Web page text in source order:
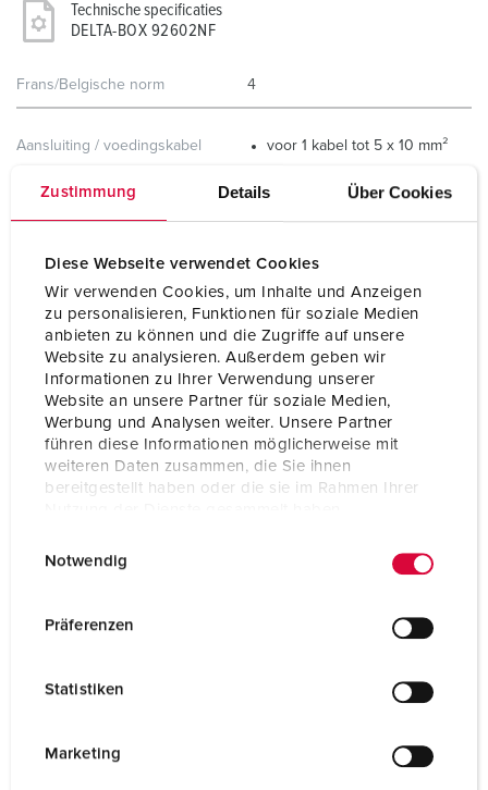
Zustimmung Details Über Cookies
Diese Webseite verwendet Cookies
Wir verwenden Cookies, um Inhalte und Anzeigen
zu personalisieren, Funktionen für soziale Medien
anbieten zu können und die Zugriffe auf unsere
Website zu analysieren. Außerdem geben wir
Informationen zu Ihrer Verwendung unserer
Website an unsere Partner für soziale Medien,
Werbung und Analysen weiter. Unsere Partner
führen diese Informationen möglicherweise mit
weiteren Daten zusammen, die Sie ihnen
bereitgestellt haben oder die sie im Rahmen Ihrer
Notwendig
Präferenzen
Statistiken
Marketing
Technische specificaties
DELTA-BOX 92602NF
Frans/Belgische norm 4
Aansluiting / voedingskabel voor 1 kabel tot 5 x 10 mm²
Beschermingsgraad IP44
Gewicht 751 g
Combinatie uit voorraad D